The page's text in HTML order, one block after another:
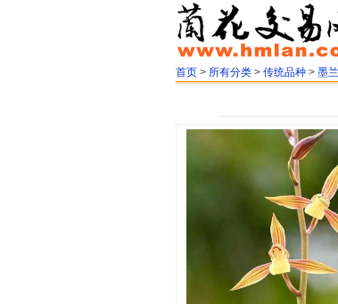
首页 > 所有分类 > 传统品种 > 墨兰